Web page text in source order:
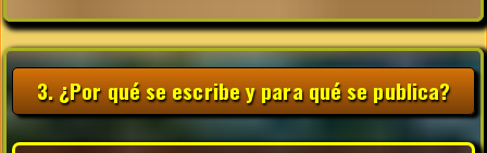
3. ¿Por qué se escribe y para qué se publica?